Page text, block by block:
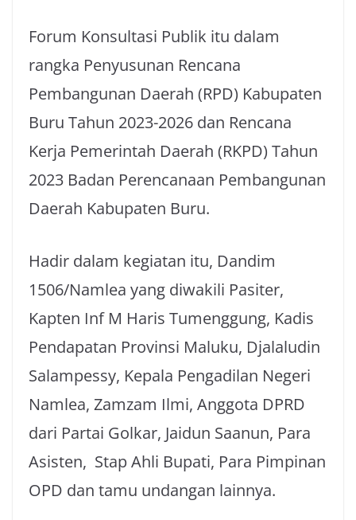
Forum Konsultasi Publik itu dalam
rangka Penyusunan Rencana
Pembangunan Daerah (RPD) Kabupaten
Buru Tahun 2023-2026 dan Rencana
Kerja Pemerintah Daerah (RKPD) Tahun
2023 Badan Perencanaan Pembangunan
Daerah Kabupaten Buru.
Hadir dalam kegiatan itu, Dandim
1506/Namlea yang diwakili Pasiter,
Kapten Inf M Haris Tumenggung, Kadis
Pendapatan Provinsi Maluku, Djalaludin
Salampessy, Kepala Pengadilan Negeri
Namlea, Zamzam Ilmi, Anggota DPRD
dari Partai Golkar, Jaidun Saanun, Para
Asisten, Stap Ahli Bupati, Para Pimpinan
OPD dan tamu undangan lainnya.